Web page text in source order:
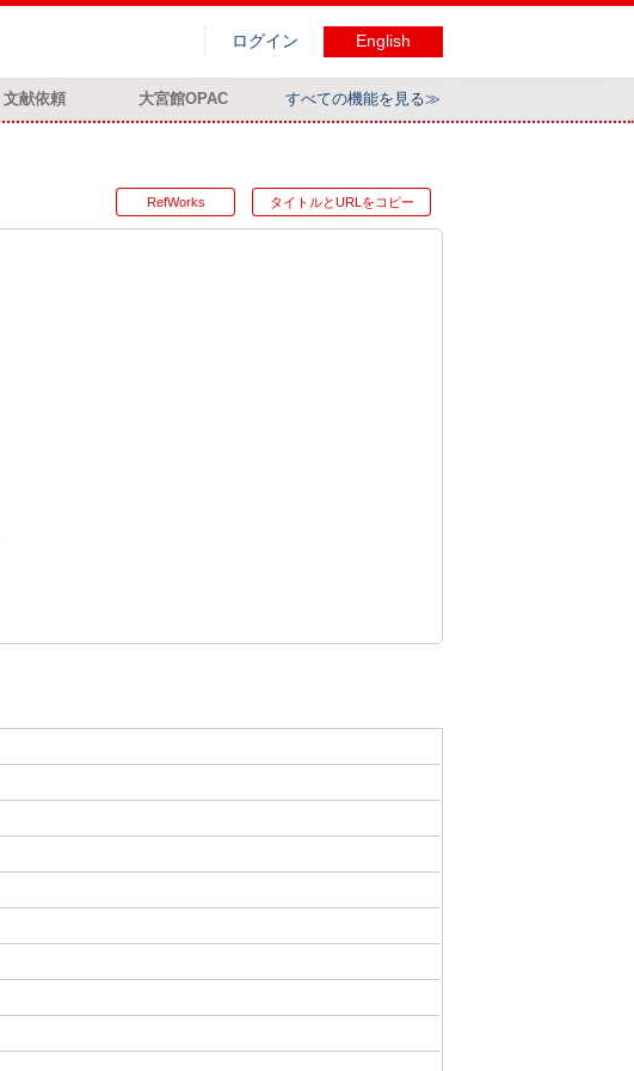
ログイン English
文献依頼 大宮館OPAC すべての機能を見る≫
RefWorks タイトルとURLをコピー